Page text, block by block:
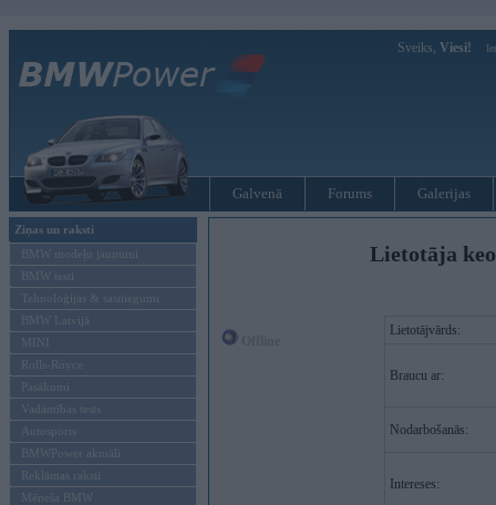
Sveiks, Viesi!
Galvenā Forums Galerijas
Ziņas un raksti
BMW modeļu jaunumi
BMW testi
Tehnoloģijas & sasniegumi
BMW Latvijā
MINI
Rolls-Royce
Pasākumi
Vadāmības tests
Autosports
BMWPower aktuāli
Reklāmas raksti
Mēneša BMW
Lietotāja
Lietotājvārds:
Braucu ar:
Nodarbošanās:
Intereses: